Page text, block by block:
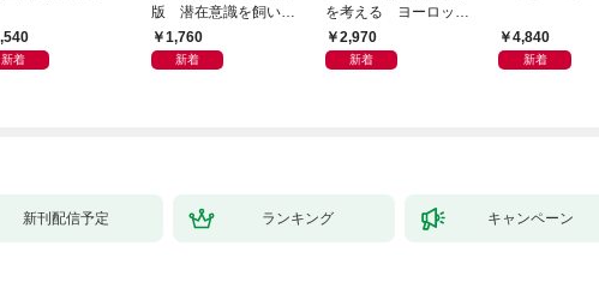
新着
版 潜在意識を飼い馴
らす方法
1,760
新着
を考える ヨーロッパ
9か国の事例から
2,970
新着
4,840
新着
新刊配信予定 ランキング キャンペーン